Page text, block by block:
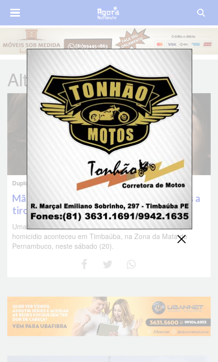
Alto do Cruzeiro
Duplo homicídio em Timbaúba
Mãe e filha adolescente são assassinadas a
tiros dentro de casa em Timbaúba
Uma das vítimas tinha 30 anos; e a outra, 13 anos. Duplo
homicídio aconteceu em Timbaúba, na Zona da Mata de
Pernambuco, neste sábado (20).